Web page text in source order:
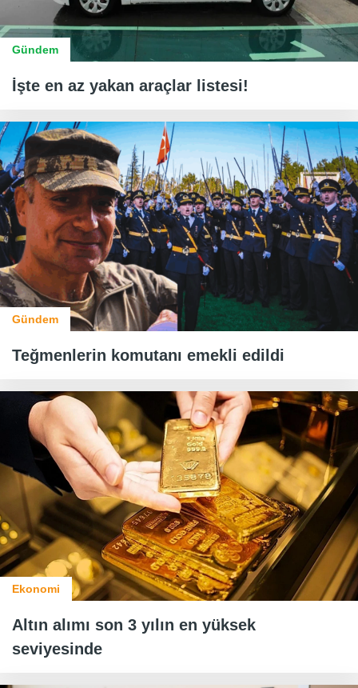
Gündem
İşte en az yakan araçlar listesi!
Gündem
Teğmenlerin komutanı emekli edildi
Ekonomi
Altın alımı son 3 yılın en yüksek
seviyesinde